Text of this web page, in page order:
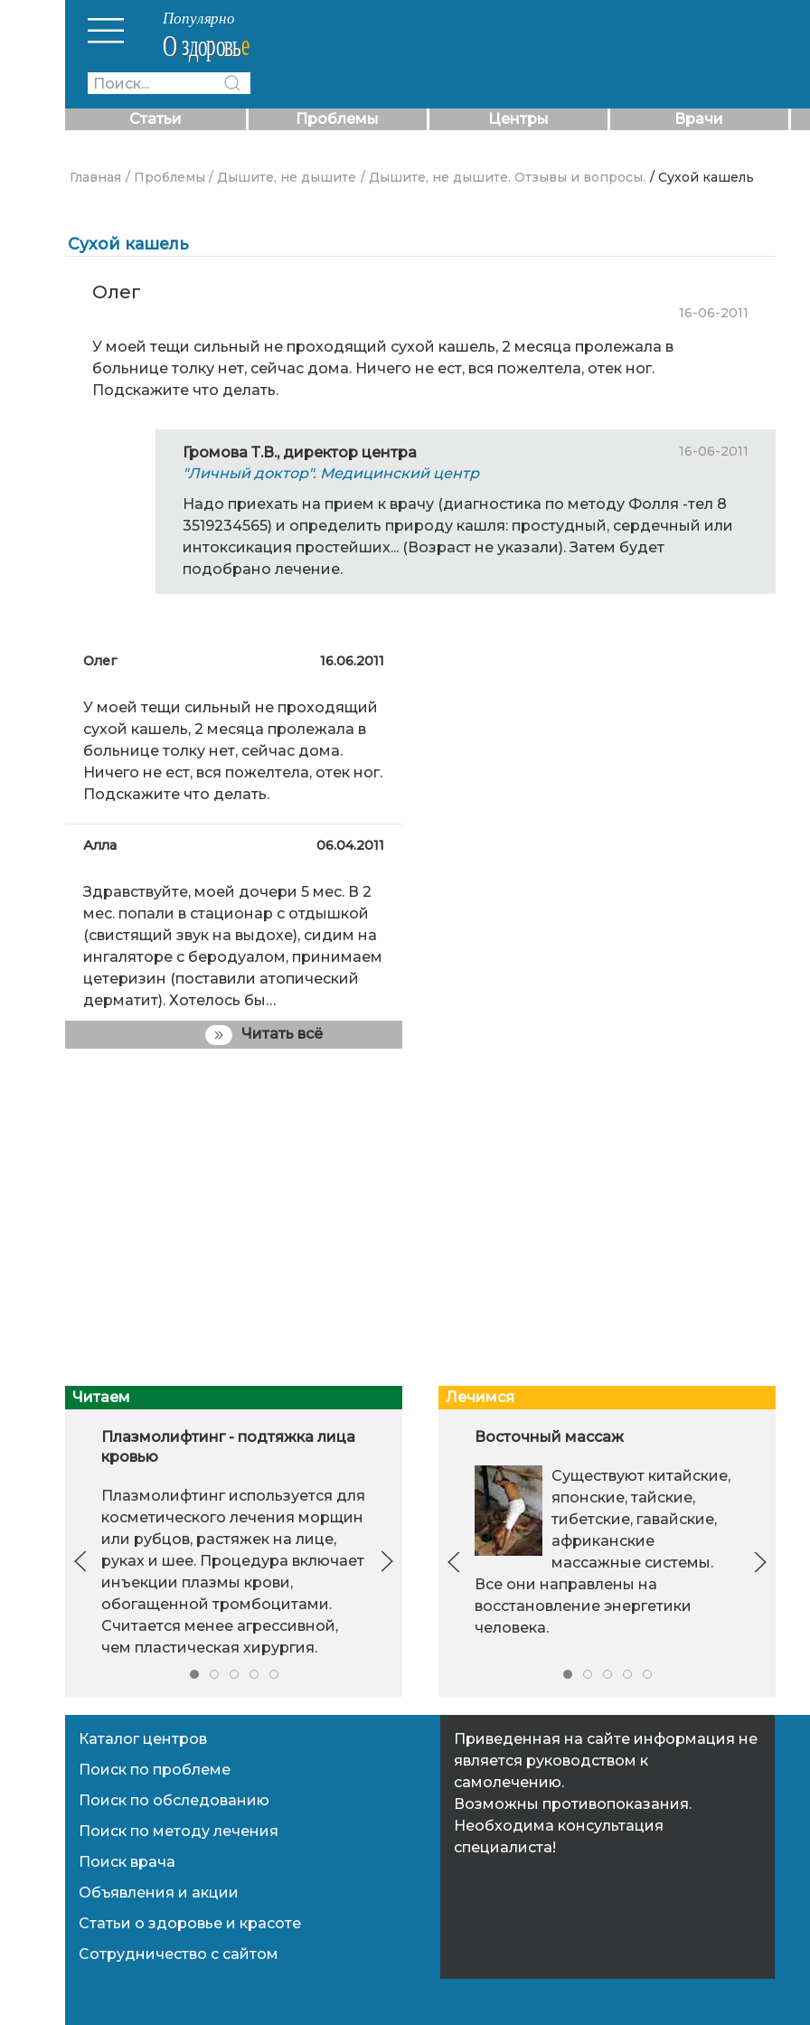
Статьи Проблемы Центры Врачи
Главная / Проблемы / Дышите, не дышите / Дышите, не дышите. Отзывы и вопросы. / Сухой кашель
Сухой кашель
Олег
16-06-2011
У моей тещи сильный не проходящий сухой кашель, 2 месяца пролежала в
больнице толку нет, сейчас дома. Ничего не ест, вся пожелтела, отек ног.
Подскажите что делать.
Громова Т.В., директор центра 16-06-2011
"Личный доктор". Медицинский центр
Надо приехать на прием к врачу (диагностика по методу Фолля -тел 8
3519234565) и определить природу кашля: простудный, сердечный или
интоксикация простейших... (Возраст не указали). Затем будет
подобрано лечение.
Олег 16.06.2011
У моей тещи сильный не проходящий
сухой кашель, 2 месяца пролежала в
больнице толку нет, сейчас дома.
Ничего не ест, вся пожелтела, отек ног.
Подскажите что делать.
Алла 06.04.2011
Здравствуйте, моей дочери 5 мес. В 2
мес. попали в стационар с отдышкой
(свистящий звук на выдохе), сидим на
ингаляторе с беродуалом, принимаем
цетеризин (поставили атопический
дерматит). Хотелось бы…
Читать всё
Читаем
Плазмолифтинг - подтяжка лица
кровью
Плазмолифтинг используется для
косметического лечения морщин
или рубцов, растяжек на лице,
руках и шее. Процедура включает
инъекции плазмы крови,
обогащенной тромбоцитами.
Считается менее агрессивной,
чем пластическая хирургия.
Вместе против рака
Определению онкомаркеров -
специальный анализ выявления
заболевания раком.
Лечимся
Восточный массаж
Существуют китайские,
японские, тайские,
тибетские, гавайские,
африканские
массажные системы.
Все они направлены на
восстановление энергетики
человека.
Каталог центров
Поиск по проблеме
Поиск по обследованию
Поиск по методу лечения
Поиск врача
Объявления и акции
Статьи о здоровье и красоте
Сотрудничество с сайтом
Приведенная на сайте информация не
является руководством к
самолечению.
Возможны противопоказания.
Необходима консультация
специалиста!